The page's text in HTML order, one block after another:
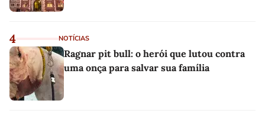
4 NOTÍCIAS
Ragnar pit bull: o herói que lutou contra
uma onça para salvar sua família